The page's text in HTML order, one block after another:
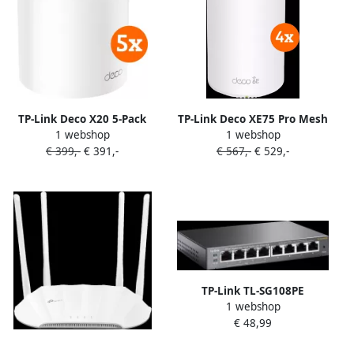
TP-Link Deco X20 5-Pack
1 webshop
€ 399,- € 391,-
TP-Link Deco XE75 Pro Mesh
Wifi 6E (4-pack)
1 webshop
€ 567,- € 529,-
TP-Link TL-SG108PE
1 webshop
€ 48,99